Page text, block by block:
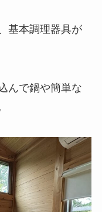
基本調理器具が
んで鍋や簡単な